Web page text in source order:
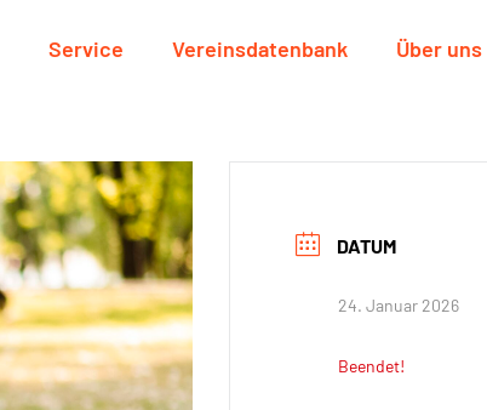
Service Vereinsdatenbank Über uns
DATUM
24. Januar 2026
Beendet!